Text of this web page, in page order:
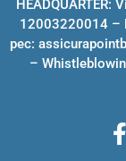
12003220014 –
pec:
–